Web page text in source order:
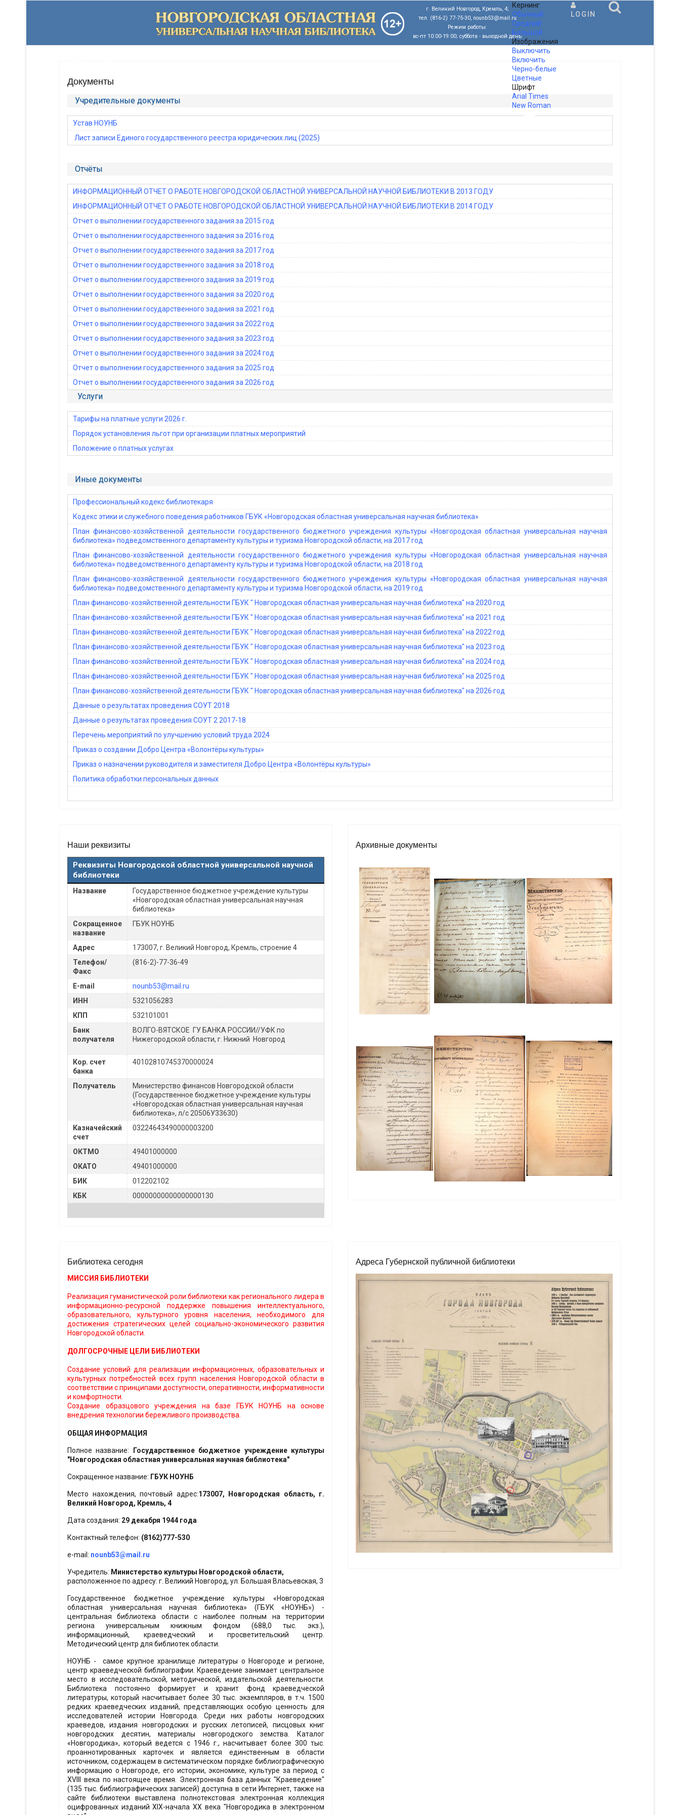
г. Великий Новгород, Кремль, 4;
тел. (816-2) 77-75-30, nounb53@mail.ru
Режим работы:
вс-пт 10:00-19:00; суббота - выходной день
Кернинг
Обычный
Средний
Большой
Изображения
Выключить
Включить
Черно-белые
Цветные
Шрифт
Arial Times
New Roman
.
LOGIN
Документы
Учредительные документы
Устав НОУНБ
Лист записи Единого государственного реестра юридических лиц (2025)
Отчёты
ИНФОРМАЦИОННЫЙ ОТЧЕТ О РАБОТЕ НОВГОРОДСКОЙ ОБЛАСТНОЙ УНИВЕРСАЛЬНОЙ НАУЧНОЙ БИБЛИОТЕКИ В 2013 ГОДУ
ИНФОРМАЦИОННЫЙ ОТЧЕТ О РАБОТЕ НОВГОРОДСКОЙ ОБЛАСТНОЙ УНИВЕРСАЛЬНОЙ НАУЧНОЙ БИБЛИОТЕКИ В 2014 ГОДУ
Отчет о выполнении государственного задания за 2015 год
Отчет о выполнении государственного задания за 2016 год
Отчет о выполнении государственного задания за 2017 год
Отчет о выполнении государственного задания за 2018 год
Отчет о выполнении государственного задания за 2019 год
Отчет о выполнении государственного задания за 2020 год
Отчет о выполнении государственного задания за 2021 год
Отчет о выполнении государственного задания за 2022 год
Отчет о выполнении государственного задания за 2023 год
Отчет о выполнении государственного задания за 2024 год
Отчет о выполнении государственного задания за 2025 год
Отчет о выполнении государственного задания за 2026 год
Услуги
Тарифы на платные услуги 2026 г.
Порядок установления льгот при организации платных мероприятий
Положение о платных услугах
Иные документы
Профессиональный кодекс библиотекаря
Кодекс этики и служебного поведения работников ГБУК «Новгородская областная универсальная научная библиотека»
План финансово-хозяйственной деятельности государственного бюджетного учреждения культуры «Новгородская областная универсальная научная
библиотека» подведомственного департаменту культуры и туризма Новгородской области, на 2017 год
План финансово-хозяйственной деятельности государственного бюджетного учреждения культуры «Новгородская областная универсальная научная
библиотека» подведомственного департаменту культуры и туризма Новгородской области, на 2018 год
План финансово-хозяйственной деятельности государственного бюджетного учреждения культуры «Новгородская областная универсальная научная
библиотека» подведомственного департаменту культуры и туризма Новгородской области, на 2019 год
План финансово-хозяйственной деятельности ГБУК " Новгородская областная универсальная научная библиотека" на 2020 год
План финансово-хозяйственной деятельности ГБУК " Новгородская областная универсальная научная библиотека" на 2021 год
План финансово-хозяйственной деятельности ГБУК " Новгородская областная универсальная научная библиотека" на 2022 год
План финансово-хозяйственной деятельности ГБУК " Новгородская областная универсальная научная библиотека" на 2023 год
План финансово-хозяйственной деятельности ГБУК " Новгородская областная универсальная научная библиотека" на 2024 год
План финансово-хозяйственной деятельности ГБУК " Новгородская областная универсальная научная библиотека" на 2025 год
План финансово-хозяйственной деятельности ГБУК " Новгородская областная универсальная научная библиотека" на 2026 год
Данные о результатах проведения СОУТ 2018
Данные о результатах проведения СОУТ 2 2017-18
Перечень мероприятий по улучшению условий труда 2024
Приказ о создании Добро.Центра «Волонтёры культуры»
Приказ о назначении руководителя и заместителя Добро.Центра «Волонтёры культуры»
Политика обработки персональных данных
Наши реквизиты
Реквизиты Новгородской областной универсальной научной
библиотеки
Название
Государственное бюджетное учреждение культуры
«Новгородская областная универсальная научная
библиотека»
Сокращенное
название
ГБУК НОУНБ
Адрес
173007, г. Великий Новгород, Кремль, строение 4
Телефон/
Факс
(816-2)-77-36-49
E-mail
nounb53@mail.ru
ИНН
5321056283
КПП
532101001
Банк
получателя
ВОЛГО-ВЯТСКОЕ ГУ БАНКА РОССИИ//УФК по
Нижегородской области, г. Нижний Новгород
Кор. счет
банка
40102810745370000024
Получатель
Министерство финансов Новгородской области
(Государственное бюджетное учреждение культуры
«Новгородская областная универсальная научная
библиотека», л/с 20506У33630)
Казначейский
счет
03224643490000003200
ОКТМО
49401000000
ОКАТО
49401000000
БИК
012202102
КБК
00000000000000000130
Архивные документы
Библиотека сегодня
МИССИЯ БИБЛИОТЕКИ
Реализация гуманистической роли библиотеки как регионального лидера в
информационно-ресурсной поддержке повышения интеллектуального,
образовательного, культурного уровня населения, необходимого для
достижения стратегических целей социально-экономического развития
Новгородской области.
ДОЛГОСРОЧНЫЕ ЦЕЛИ БИБЛИОТЕКИ
Создание условий для реализации информационных, образовательных и
культурных потребностей всех групп населения Новгородской области в
соответствии с принципами доступности, оперативности, информативности
и комфортности.
Создание образцового учреждения на базе ГБУК НОУНБ на основе
внедрения технологии бережливого производства.
ОБЩАЯ ИНФОРМАЦИЯ
Полное название:
Государственное бюджетное учреждение культуры
"Новгородская областная универсальная научная библиотека"
Сокращенное название: ГБУК НОУНБ
Место нахождения, почтовый адрес:173007, Новгородская область, г.
Великий Новгород, Кремль, 4
Дата создания: 29 декабря 1944 года
Контактный телефон: (8162)777-530
e-mail: nounb53@mail.ru
Учредитель: Министерство культуры Новгородской области,
расположенное по адресу: г. Великий Новгород, ул. Большая Власьевская, 3
Государственное бюджетное учреждение культуры «Новгородская
областная универсальная научная библиотека» (ГБУК «НОУНБ») -
центральная библиотека области с наиболее полным на территории
региона универсальным книжным фондом (688,0 тыс. экз.),
информационный, краеведческий и просветительский центр.
Методический центр для библиотек области.
НОУНБ - самое крупное хранилище литературы о Новгороде и регионе,
центр краеведческой библиографии. Краеведение занимает центральное
место в исследовательской, методической, издательской деятельности.
Библиотека постоянно формирует и хранит фонд краеведческой
литературы, который насчитывает более 30 тыс. экземпляров, в т.ч. 1500
редких краеведческих изданий, представляющих особую ценность для
исследователей истории Новгорода. Среди них работы новгородских
краеведов, издания новгородских и русских летописей, писцовых книг
новгородских десятин, материалы новгородского земства. Каталог
«Новгородика», который ведется с 1946 г., насчитывает более 300 тыс.
проаннотированных карточек и является единственным в области
источником, содержащем в систематическом порядке библиографическую
информацию о Новгороде, его истории, экономике, культуре за период с
ХVIII века по настоящее время. Электронная база данных "Краеведение"
(135 тыс. библиографических записей) доступна в сети Интернет, также на
сайте библиотеки выставлена полнотекстовая электронная коллекция
оцифрованных изданий XIX-начала XX века "Новгородика в электронном
Адреса Губернской публичной библиотеки